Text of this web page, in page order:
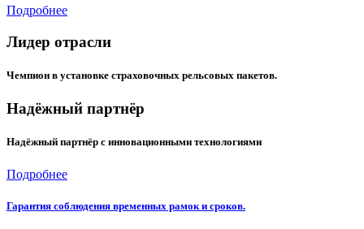
Подробнее
Лидер отрасли
Чемпион в установке страховочных рельсовых пакетов.
Надёжный партнёр
Надёжный партнёр с инновационными технологиями
Подробнее
Гарантия соблюдения временных рамок и сроков.